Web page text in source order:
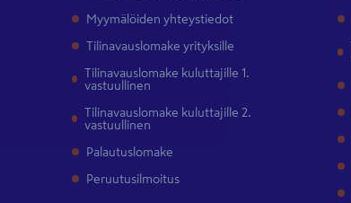
Myymälöiden yhteystiedot
Tilinavauslomake yrityksille
Tilinavauslomake kuluttajille 1.
vastuullinen
Tilinavauslomake kuluttajille 2.
vastuullinen
Palautuslomake
Peruutusilmoitus